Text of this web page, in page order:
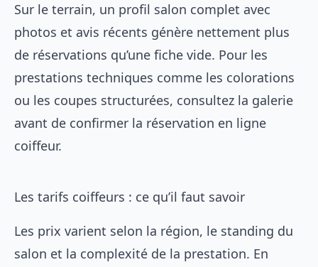
Sur le terrain, un profil salon complet avec
photos et avis récents génère nettement plus
de réservations qu’une fiche vide. Pour les
prestations techniques comme les colorations
ou les coupes structurées, consultez la galerie
avant de confirmer la réservation en ligne
coiffeur.
Les tarifs coiffeurs : ce qu’il faut savoir
Les prix varient selon la région, le standing du
salon et la complexité de la prestation. En